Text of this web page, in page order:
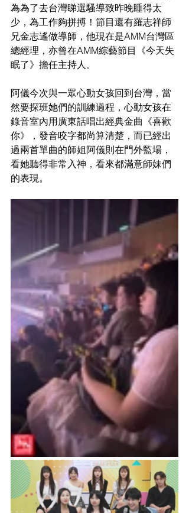
為為了去台灣睇選騷導致昨晚睡得太
少，為工作夠拼搏！節目還有羅志祥師
兄金志遙做導師，他現在是AMM台灣區
總經理，亦曾在AMM綜藝節目《今天失
眠了》擔任主持人。
阿儀今次與一眾心動女孩回到台灣，當
然要探班她們的訓練過程，心動女孩在
錄音室內用廣東話唱出經典金曲《喜歡
你》，發音咬字都尚算清楚，而已經出
過兩首單曲的師姐阿儀則在門外監場，
看她聽得非常入神，看來都滿意師妹們
的表現。